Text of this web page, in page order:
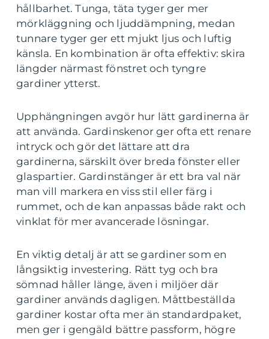
hållbarhet. Tunga, täta tyger ger mer
mörkläggning och ljuddämpning, medan
tunnare tyger ger ett mjukt ljus och luftig
känsla. En kombination är ofta effektiv: skira
längder närmast fönstret och tyngre
gardiner ytterst.
Upphängningen avgör hur lätt gardinerna är
att använda. Gardinskenor ger ofta ett renare
intryck och gör det lättare att dra
gardinerna, särskilt över breda fönster eller
glaspartier. Gardinstänger är ett bra val när
man vill markera en viss stil eller färg i
rummet, och de kan anpassas både rakt och
vinklat för mer avancerade lösningar.
En viktig detalj är att se gardiner som en
långsiktig investering. Rätt tyg och bra
sömnad håller länge, även i miljöer där
gardiner används dagligen. Måttbeställda
gardiner kostar ofta mer än standardpaket,
men ger i gengäld bättre passform, högre